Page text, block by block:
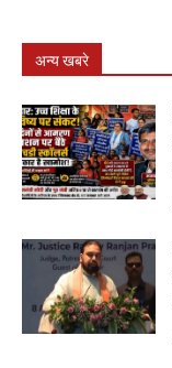
अन्य खबरे